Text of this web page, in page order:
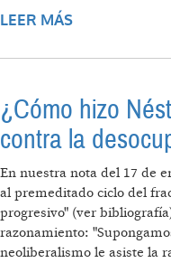
LEER MÁS
¿Cómo hizo
contra la
En nuestra nota del 17 de
al premeditado ciclo del
progresivo" (ver
razonamiento:
neoliberalismo le asiste la